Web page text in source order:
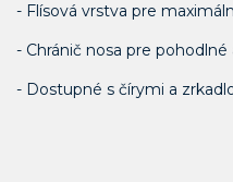
- Flísová vrstva pre
- Chránič nosa pre
- Dostupné s čírymi a